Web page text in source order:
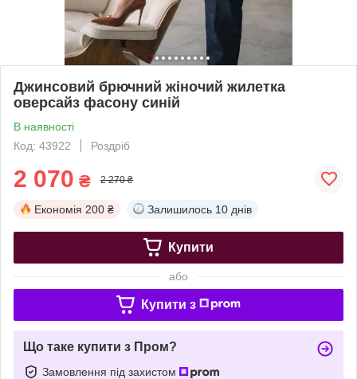
Джинсовий брючний жіночий жилетка
оверсайз фасону синій
В наявності
Код: 43922
Роздріб
2 070 ₴ 2 270 ₴
Економія 200 ₴ Залишилось 10 днів
Купити
або
Купити з
Що таке купити з Пром?
Замовлення під захистом